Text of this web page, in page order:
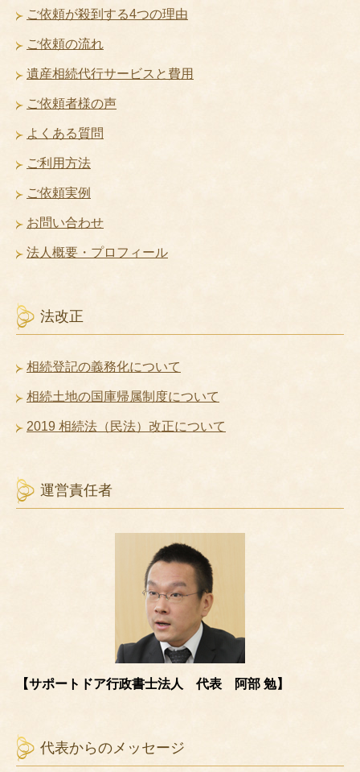
ご依頼が殺到する4つの理由
ご依頼の流れ
遺産相続代行サービスと費用
ご依頼者様の声
よくある質問
ご利用方法
ご依頼実例
お問い合わせ
法人概要・プロフィール
法改正
相続登記の義務化について
相続土地の国庫帰属制度について
2019 相続法（民法）改正について
運営責任者
【サポートドア行政書士法人 代表 阿部 勉】
代表からのメッセージ